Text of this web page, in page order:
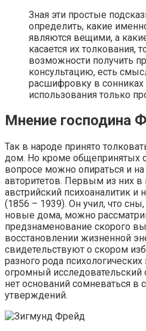
Зная эти простые
определить, какие
являются вещими, а
касается их толкования,
возможности получить
консультацию, есть
расшифровку в сонниках
использования только
Мнение господина
Так в народе принято
дом. Но кроме общепринятых
вопросе можно опираться и
авторитетов. Первым из них в
австрийский психоаналитик
(1856 – 1939). Он учил, что
новые дома, можно
предзнаменование скорого
восстановлении жизненной
свидетельствуют о скором
разного рода
огромный исследовательский
нет оснований сомневаться в
утверждений.